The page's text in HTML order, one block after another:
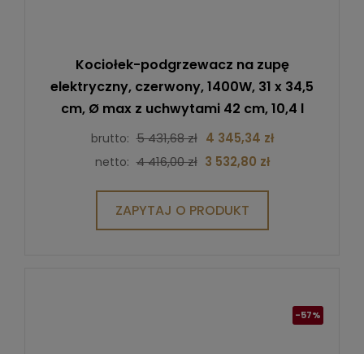
Kociołek-podgrzewacz na zupę
elektryczny, czerwony, 1400W, 31 x 34,5
cm, Ø max z uchwytami 42 cm, 10,4 l
brutto: 5 431,68 zł 4 345,34 zł
netto: 4 416,00 zł 3 532,80 zł
ZAPYTAJ O PRODUKT
-57%